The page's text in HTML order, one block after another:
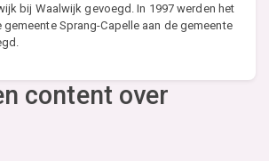
bij Waalwijk gevoegd. In 1997 werden het
Sprang-Capelle aan de gemeente
content over